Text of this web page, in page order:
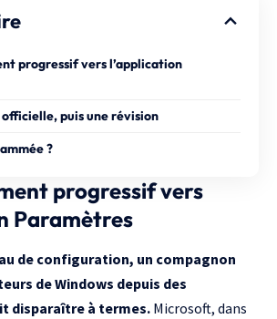
progressif vers l’application
officielle, puis une révision
?
progressif vers
Paramètres
de configuration, un compagnon
de Windows depuis des
disparaître à termes. Microsoft, dans